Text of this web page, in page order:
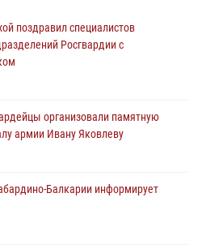
поздравил специалистов
Росгвардии с
организовали памятную
армии Ивану Яковлеву
Балкарии информирует